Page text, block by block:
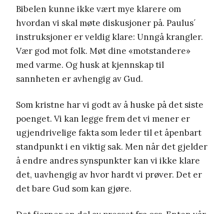
Bibelen kunne ikke vært mye klarere om
hvordan vi skal møte diskusjoner på. Paulus´
instruksjoner er veldig klare: Unngå krangler.
Vær god mot folk. Møt dine «motstandere»
med varme. Og husk at kjennskap til
sannheten er avhengig av Gud.
Som kristne har vi godt av å huske på det siste
poenget. Vi kan legge frem det vi mener er
ugjendrivelige fakta som leder til et åpenbart
standpunkt i en viktig sak. Men når det gjelder
å endre andres synspunkter kan vi ikke klare
det, uavhengig av hvor hardt vi prøver. Det er
det bare Gud som kan gjøre.